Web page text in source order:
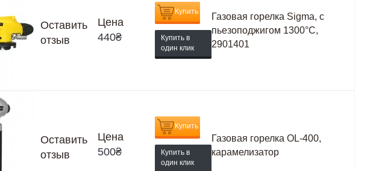
Оставить
отзыв
Цена
440₴
Купить
Купить в
один клик
Газовая горелка Sigma, с
пьезоподжигом 1300°C,
2901401
Оставить
отзыв
Цена
500₴
Купить
Купить в
один клик
Газовая горелка OL-400,
карамелизатор